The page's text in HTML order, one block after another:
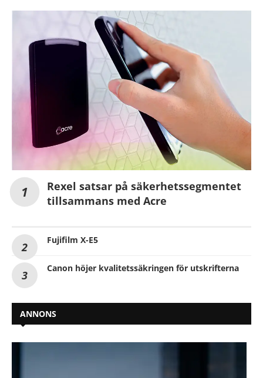
Rexel satsar på säkerhetssegmentet
tillsammans med Acre
Fujifilm X-E5
Canon höjer kvalitetssäkringen för utskrifterna
ANNONS